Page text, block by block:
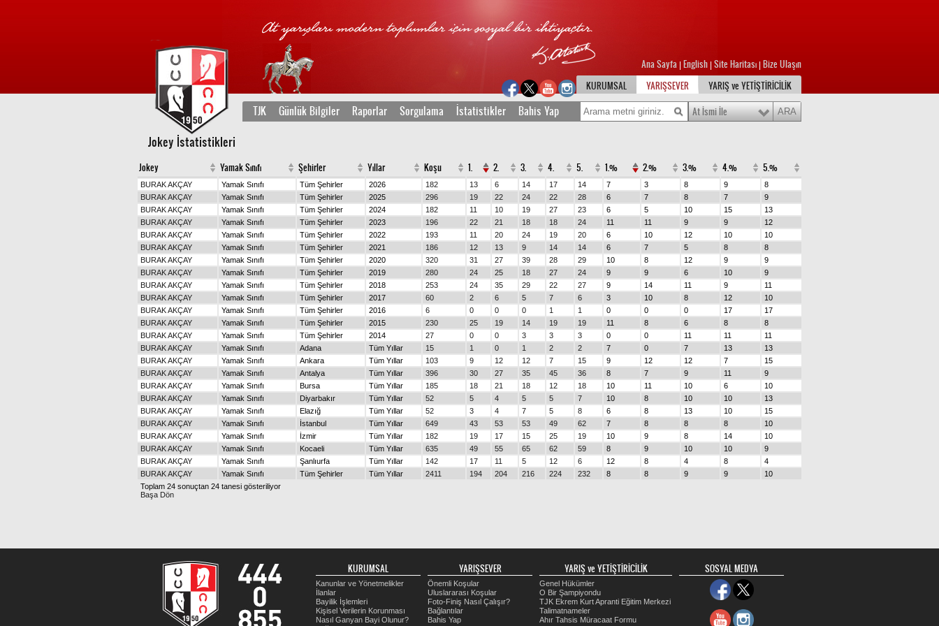
Ana Sayfa English Site Haritası Bize Ulaşın
KURUMSAL
YARIŞSEVER YARIŞ ve YETİŞTİRİCİLİK
TJK Günlük Bilgiler Raporlar Sorgulama İstatistikler Bahis Yap At İsmi İle
Jokey İstatistikleri
Jokey Yamak Sınıfı Şehirler Yıllar Koşu 1. 2. 3. 4. 5. 1.% 2.% 3.% 4.% 5.%
BURAK AKÇAY Yamak Sınıfı Tüm Şehirler 2026 182 13 6 14 17 14 7 3 8 9
8
BURAK AKÇAY
Yamak Sınıfı Tüm Şehirler 2025 296 19 22 24 22 28 6 7 8 7
9
BURAK AKÇAY
Yamak Sınıfı Tüm Şehirler 2024 182 11 10 19 27 23 6 5 10 15
13
BURAK AKÇAY
Yamak Sınıfı Tüm Şehirler 2023 196 22 21 18 18 24 11 11 9 9
12
BURAK AKÇAY
Yamak Sınıfı Tüm Şehirler 2022 193 11 20 24 19 20 6 10 12 10
10
BURAK AKÇAY
Yamak Sınıfı Tüm Şehirler 2021 186 12 13 9 14 14 6 7 5 8
8
BURAK AKÇAY
Yamak Sınıfı Tüm Şehirler 2020 320 31 27 39 28 29 10 8 12 9
9
BURAK AKÇAY
Yamak Sınıfı Tüm Şehirler 2019 280 24 25 18 27 24 9 9 6 10
9
BURAK AKÇAY
Yamak Sınıfı Tüm Şehirler 2018 253 24 35 29 22 27 9 14 11 9
11
BURAK AKÇAY
Yamak Sınıfı Tüm Şehirler 2017 60 2 6 5 7 6 3 10 8 12
10
BURAK AKÇAY
Yamak Sınıfı Tüm Şehirler 2016 6 0 0 0 1 1 0 0 0 17
17
BURAK AKÇAY
Yamak Sınıfı Tüm Şehirler 2015 230 25 19 14 19 19 11 8 6 8
8
BURAK AKÇAY
Yamak Sınıfı Tüm Şehirler 2014 27 0 0 3 3 3 0 0 11 11
11
BURAK AKÇAY
Yamak Sınıfı Adana Tüm Yıllar 15 1 0 1 2 2 7 0 7 13
13
BURAK AKÇAY
Yamak Sınıfı Ankara Tüm Yıllar 103 9 12 12 7 15 9 12 12 7
15
BURAK AKÇAY
Yamak Sınıfı Antalya Tüm Yıllar 396 30 27 35 45 36 8 7 9 11
9
BURAK AKÇAY
Yamak Sınıfı Bursa Tüm Yıllar 185 18 21 18 12 18 10 11 10 6
10
BURAK AKÇAY
Yamak Sınıfı Diyarbakır Tüm Yıllar 52 5 4 5 5 7 10 8 10 10
13
BURAK AKÇAY
Yamak Sınıfı Elazığ Tüm Yıllar 52 3 4 7 5 8 6 8 13 10
15
BURAK AKÇAY
Yamak Sınıfı İstanbul Tüm Yıllar 649 43 53 53 49 62 7 8 8 8
10
BURAK AKÇAY
Yamak Sınıfı İzmir Tüm Yıllar 182 19 17 15 25 19 10 9 8 14
10
BURAK AKÇAY
Yamak Sınıfı Kocaeli Tüm Yıllar 635 49 55 65 62 59 8 9 10 10
9
BURAK AKÇAY
Yamak Sınıfı Şanlıurfa Tüm Yıllar 142 17 11 5 12 6 12 8 4 8
4
BURAK AKÇAY
Yamak Sınıfı Tüm Şehirler Tüm Yıllar 2411 194 204 216 224 232 8 8 9 9
10
Toplam 24 sonuçtan 24 tanesi gösteriliyor
Başa Dön
KURUMSAL
Kanunlar ve Yönetmelikler
İlanlar
Bayilik İşlemleri
Kişisel Verilerin Korunması
Nasıl Ganyan Bayi Olunur?
YARIŞSEVER
Önemli Koşular
Uluslararası Koşular
Foto-Finiş Nasıl Çalışır?
Bağlantılar
Bahis Yap
YARIŞ ve YETİŞTİRİCİLİK
Genel Hükümler
O Bir Şampiyondu
TJK Ekrem Kurt Apranti Eğitim Merkezi
Talimatnameler
Ahır Tahsis Müracaat Formu
SOSYAL MEDYA